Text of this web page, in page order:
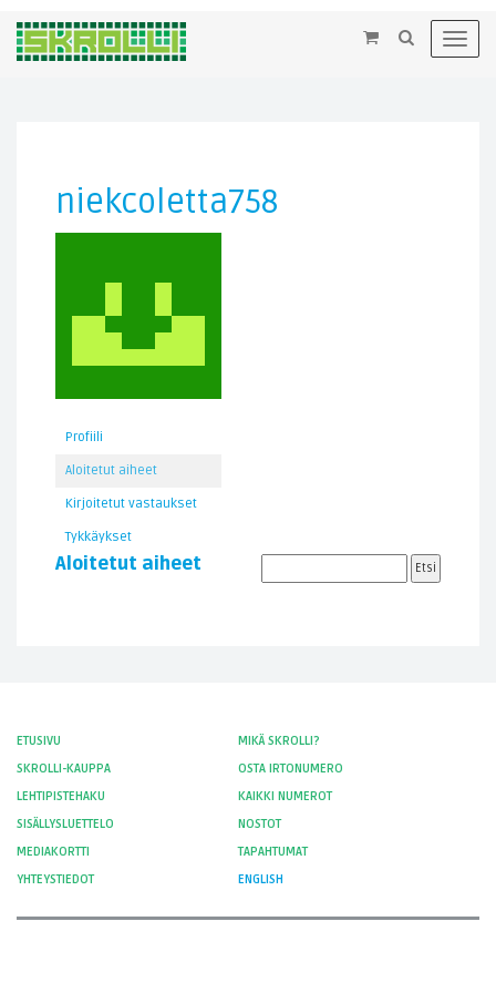
×
niekcoletta758
Profiili
Aloitetut aiheet
Kirjoitetut vastaukset
Tykkäykset
Aloitetut aiheet
ETUSIVU
MIKÄ SKROLLI?
SKROLLI-KAUPPA
OSTA IRTONUMERO
LEHTIPISTEHAKU
KAIKKI NUMEROT
SISÄLLYSLUETTELO
NOSTOT
MEDIAKORTTI
TAPAHTUMAT
YHTEYSTIEDOT
ENGLISH